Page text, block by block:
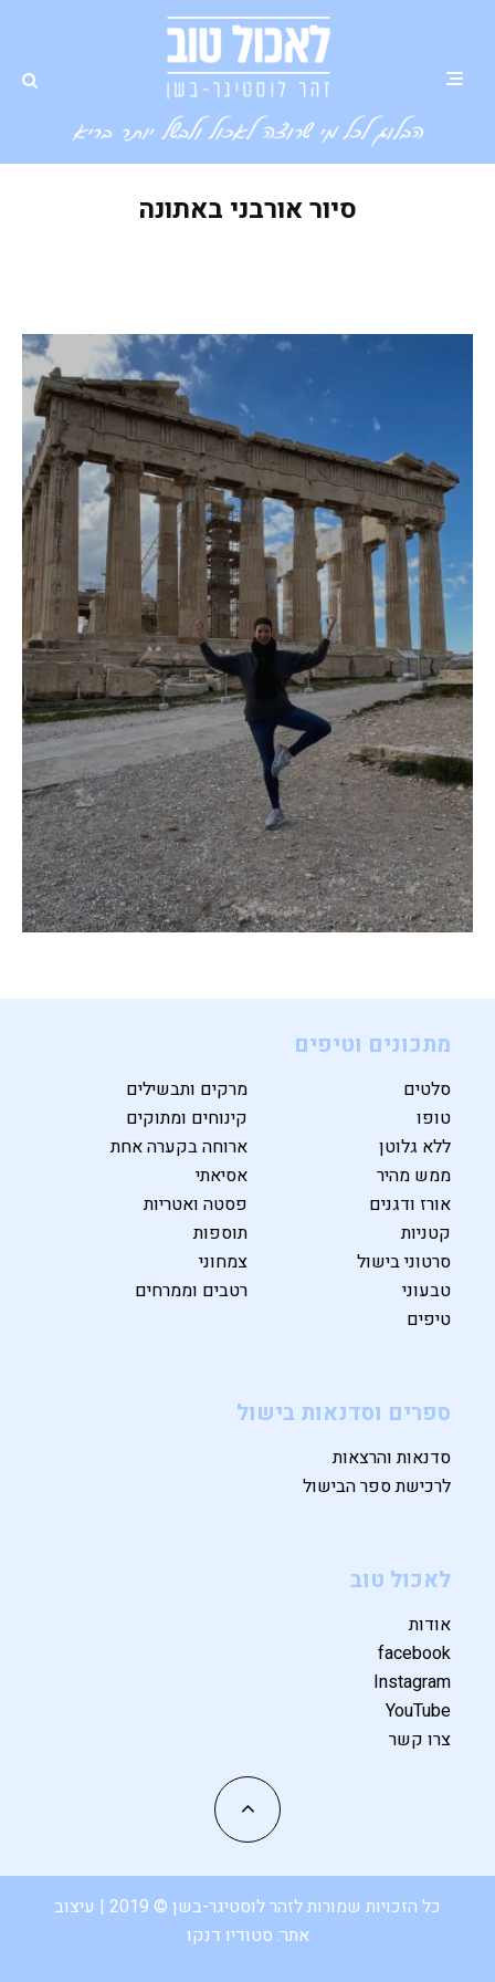
סיור אורבני באתונה
מתכונים וטיפים
סלטים
מרקים ותבשילים
טופו
קינוחים ומתוקים
ללא גלוטן
ארוחה בקערה אחת
ממש מהיר
אסיאתי
אורז ודגנים
פסטה ואטריות
קטניות
תוספות
סרטוני בישול
צמחוני
טבעוני
רטבים וממרחים
טיפים
ספרים וסדנאות בישול
סדנאות והרצאות
לרכישת ספר הבישול
לאכול טוב
אודות
facebook
Instagram
YouTube
צרו קשר
כל הזכויות שמורות לזהר לוסטיגר-בשן © 2019 | עיצוב
אתר: סטודיו דנקו